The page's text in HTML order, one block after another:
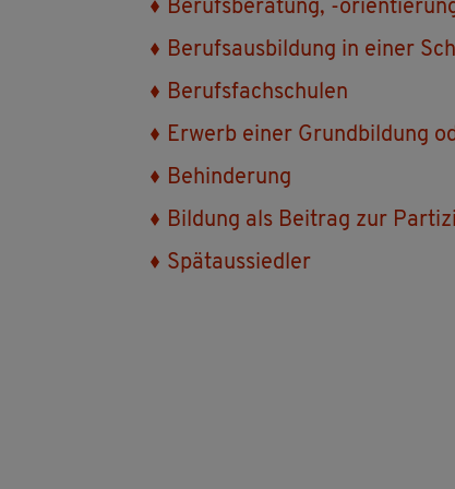
Be­rufs­be­ra­tung, -
Be­rufs­aus­bil­dung in einer
Be­rufs­fach­schu­len
Er­werb einer Grund­bil­dung
Be­hin­de­rung
Bil­dung als Bei­trag zur
Spät­aus­sied­ler